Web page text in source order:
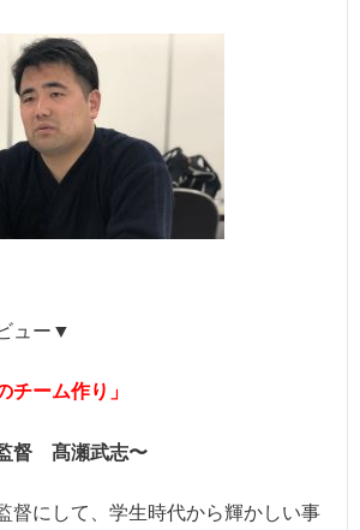
ュー▼
チーム作り」
督 髙瀬武志〜
督にして、学生時代から輝かしい事